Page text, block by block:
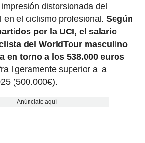
distorsionada del
en el ciclismo profesional. Según
por la UCI, el salario
del WorldTour masculino
en torno a los 538.000 euros
ligeramente superior a la
(500.000€).
Anúnciate aquí